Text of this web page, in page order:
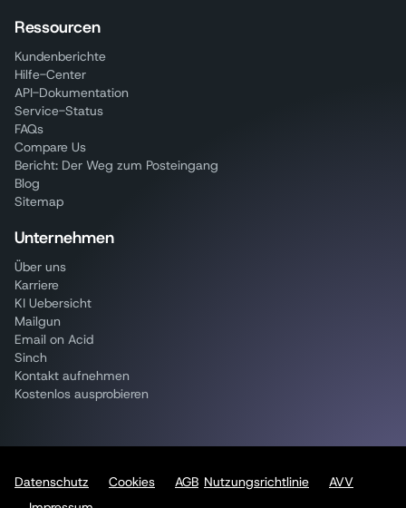
Ressourcen
Kundenberichte
Hilfe-Center
API-Dokumentation
Service-Status
FAQs
Compare Us
Bericht: Der Weg zum Posteingang
Blog
Sitemap
Unternehmen
Über uns
Karriere
KI Uebersicht
Mailgun
Email on Acid
Sinch
Kontakt aufnehmen
Kostenlos ausprobieren
Datenschutz Cookies AGB Nutzungsrichtlinie
AVV